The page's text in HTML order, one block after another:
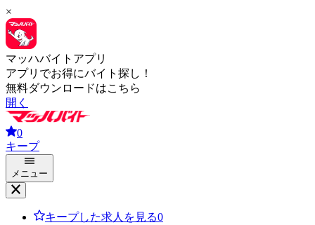
×
マッハバイトアプリ
アプリでお得にバイト探し！
無料ダウンロードはこちら
開く
0
キープ
メニュー
キープした求人を見る0